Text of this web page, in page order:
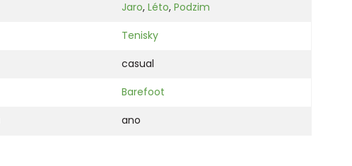
Jaro, Léto, Podzim
Tenisky
casual
Barefoot
ano